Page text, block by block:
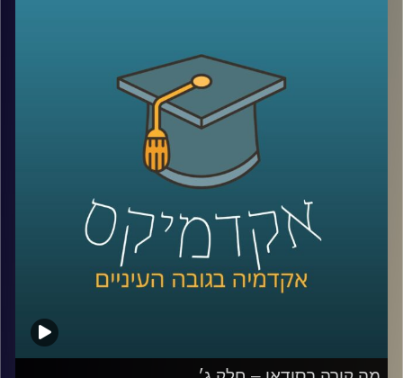
שמכנים אותו המשבר החמור ביותר בעשורים האחרונים,
למעשה מדובר במשבר משולש – אובדן משילות, משבר כלכלי
בימים אלו אנו נמצאים בלחימה עם לבנון שלא נראתה מזה
שנים, אז מה קורה שם עכשיו? והאם מתישהו נצליח להגיע
לאיזשהי נורמליזציה ?
כדי לדון בדיוק בזה הצטרף אלינו שוב ד״ר חיים קורן, בית ספר
לאודר לממשל, דיפלומטיה ואסטרטגיה, אוניברסיטת רייכמן.
לשעבר שגריר ישראל הראשון לדרום סודאן ומצרים.
*הפרק הוקלט לפני התעצמות הלחימה אך מאוד רלוונטי כדי
להבין באמת איך הגענו למצב שבו אנחנו היום